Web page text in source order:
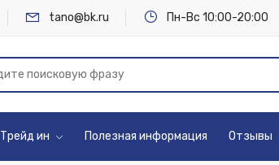
tano@bk.ru Пн-Вс 10:00-20:00
Трейд ин Полезная информация Отзывы